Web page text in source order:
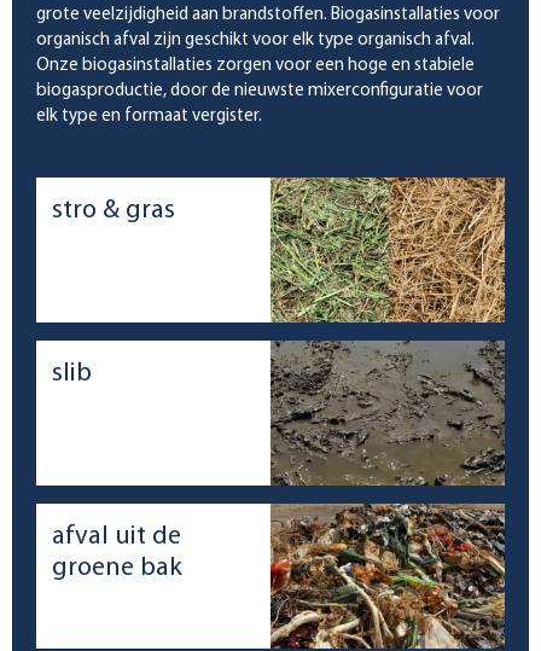
grote veelzijdigheid aan brandstoffen. Biogasinstallaties voor
organisch afval zijn geschikt voor elk type organisch afval.
Onze biogasinstallaties zorgen voor een hoge en stabiele
biogasproductie, door de nieuwste mixerconfiguratie voor
elk type en formaat vergister.
stro & gras
slib
afval uit de
groene bak